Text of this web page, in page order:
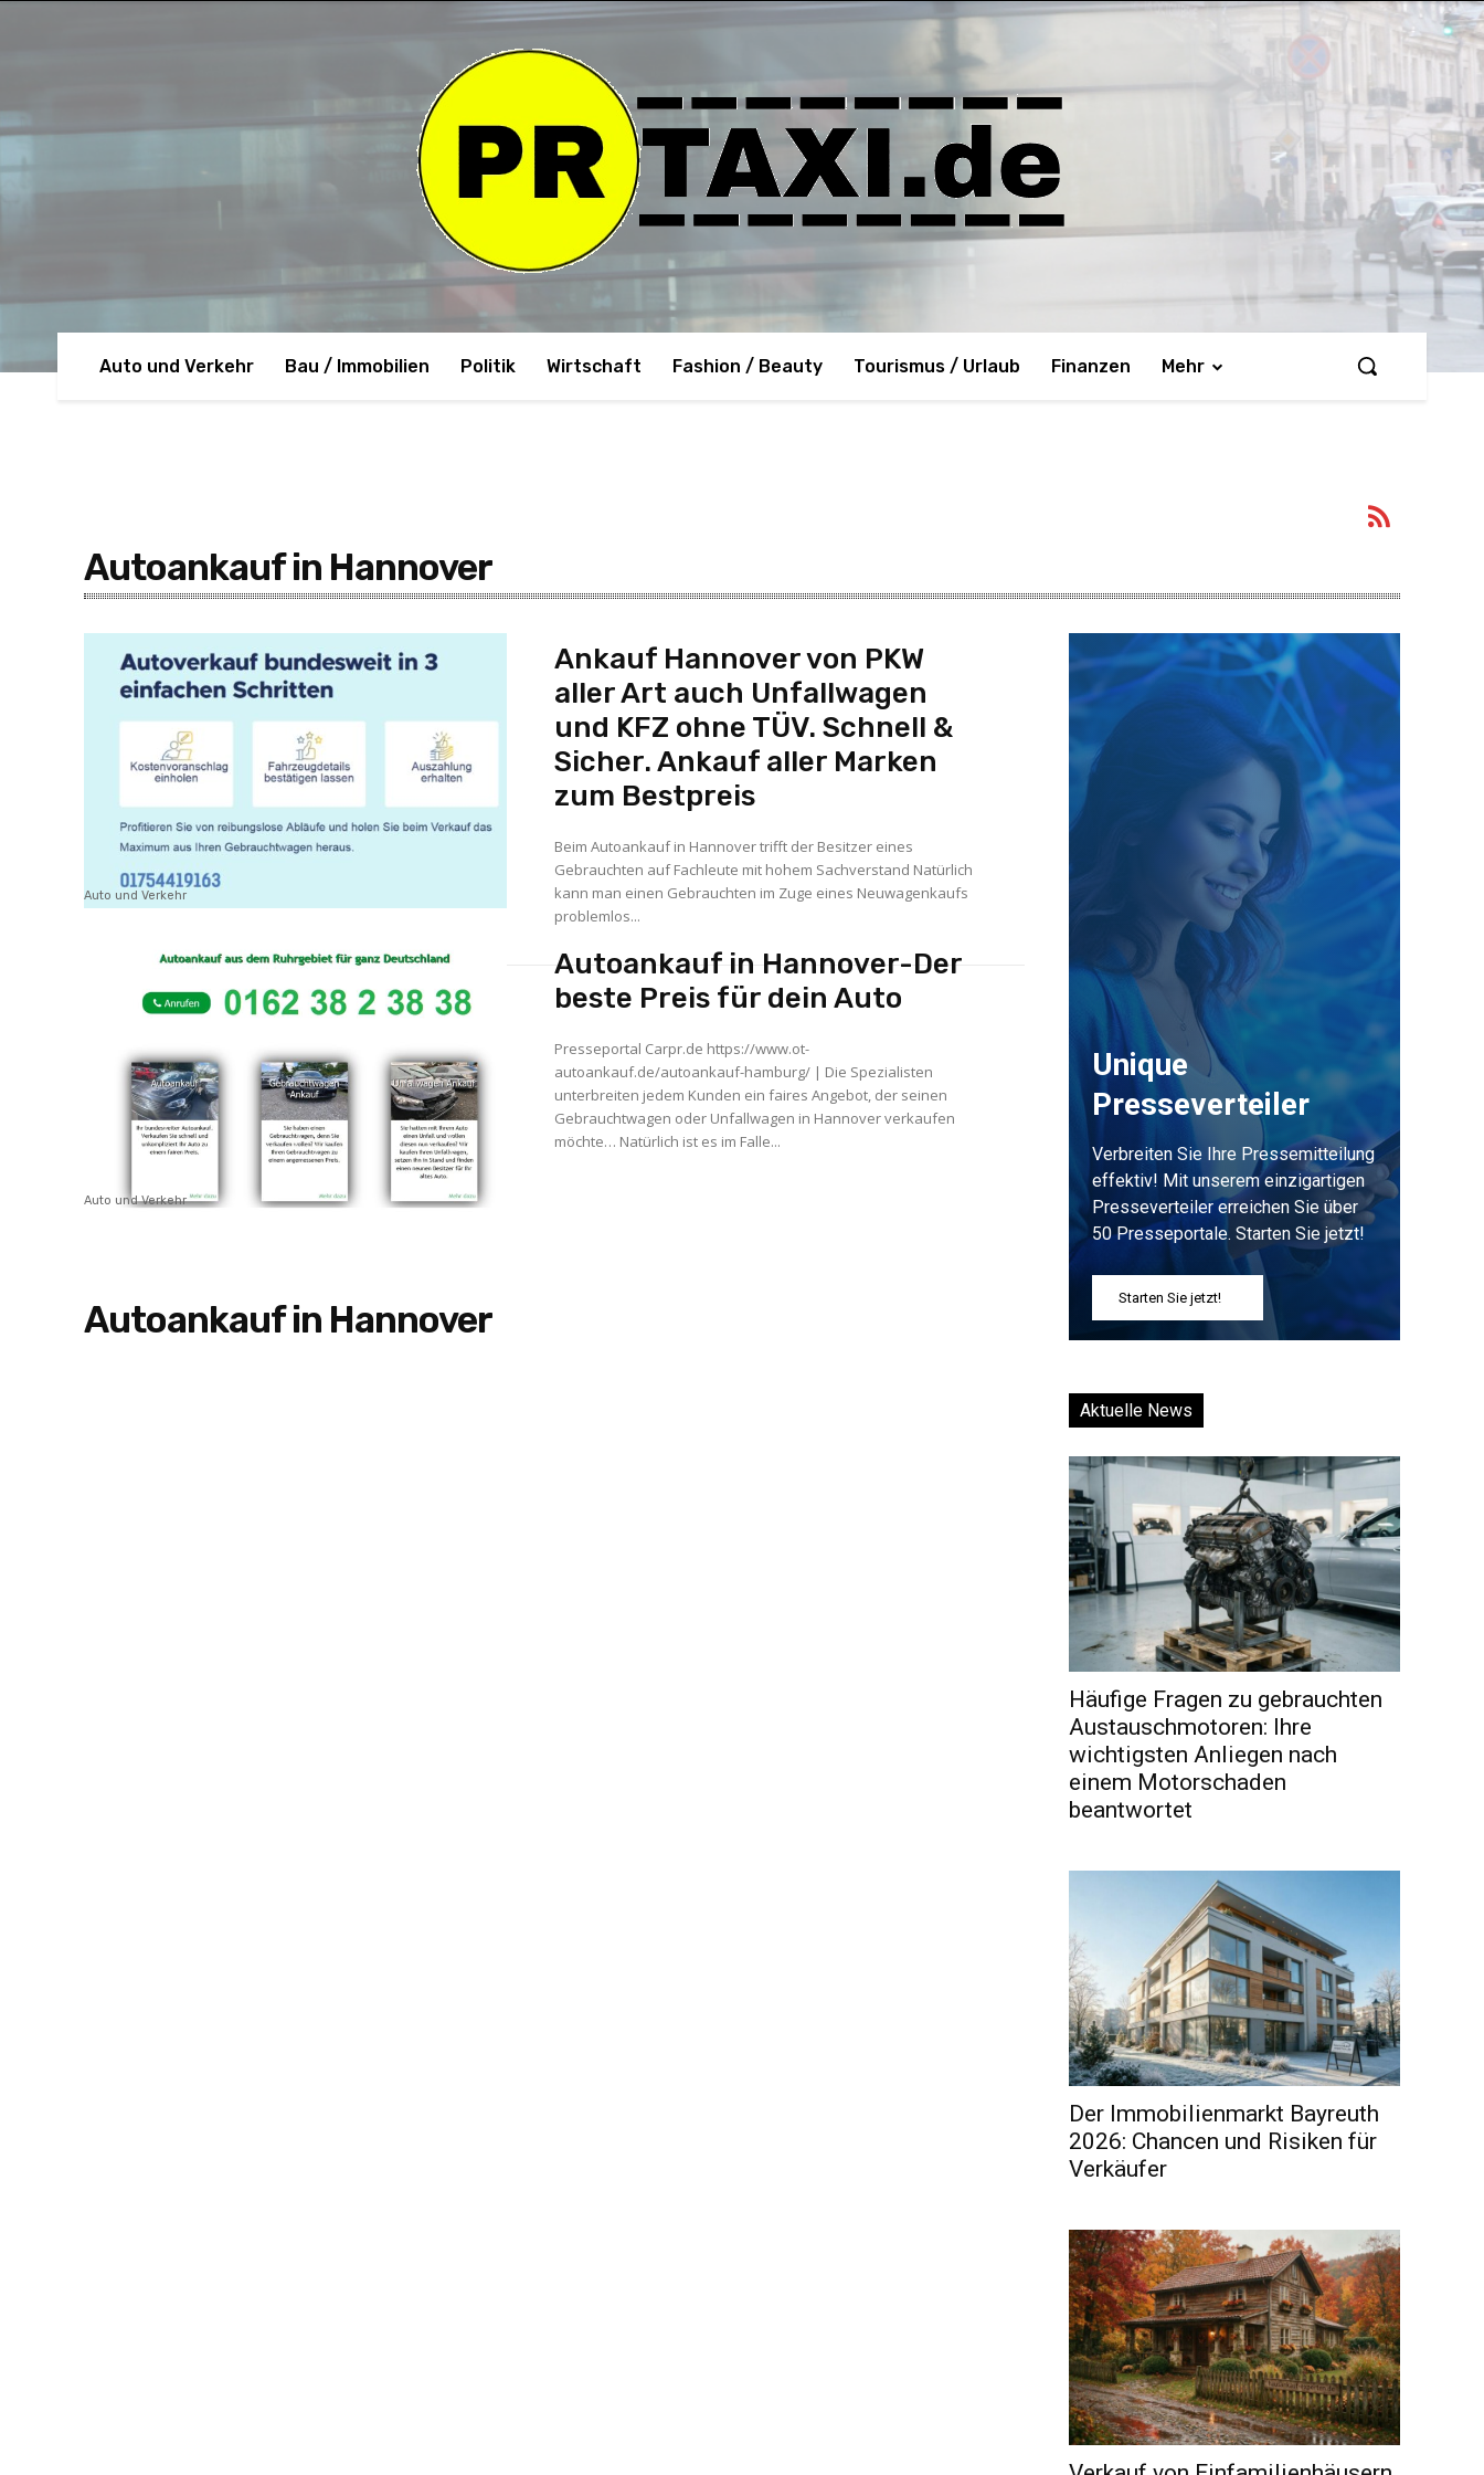
Auto und Verkehr Bau / Immobilien Politik Wirtschaft Fashion / Beauty Tourismus / Urlaub Finanzen Mehr
Autoankauf in Hannover
Auto und Verkehr
Ankauf Hannover von PKW
aller Art auch Unfallwagen
und KFZ ohne TÜV. Schnell &
Sicher. Ankauf aller Marken
zum Bestpreis
Beim Autoankauf in Hannover trifft der Besitzer eines
Gebrauchten auf Fachleute mit hohem Sachverstand Natürlich
kann man einen Gebrauchten im Zuge eines Neuwagenkaufs
problemlos...
Auto und Verkehr
Autoankauf in Hannover-Der
beste Preis für dein Auto‎
Presseportal Carpr.de https://www.ot-
autoankauf.de/autoankauf-hamburg/ | Die Spezialisten
unterbreiten jedem Kunden ein faires Angebot, der seinen
Gebrauchtwagen oder Unfallwagen in Hannover verkaufen
möchte… Natürlich ist es im Falle...
Autoankauf in Hannover
Unique
Presseverteiler
Verbreiten Sie Ihre Pressemitteilung
effektiv! Mit unserem einzigartigen
Presseverteiler erreichen Sie über
50 Presseportale. Starten Sie jetzt!
Starten Sie jetzt!
Aktuelle News
Häufige Fragen zu gebrauchten
Austauschmotoren: Ihre
wichtigsten Anliegen nach
einem Motorschaden
beantwortet
Der Immobilienmarkt Bayreuth
2026: Chancen und Risiken für
Verkäufer